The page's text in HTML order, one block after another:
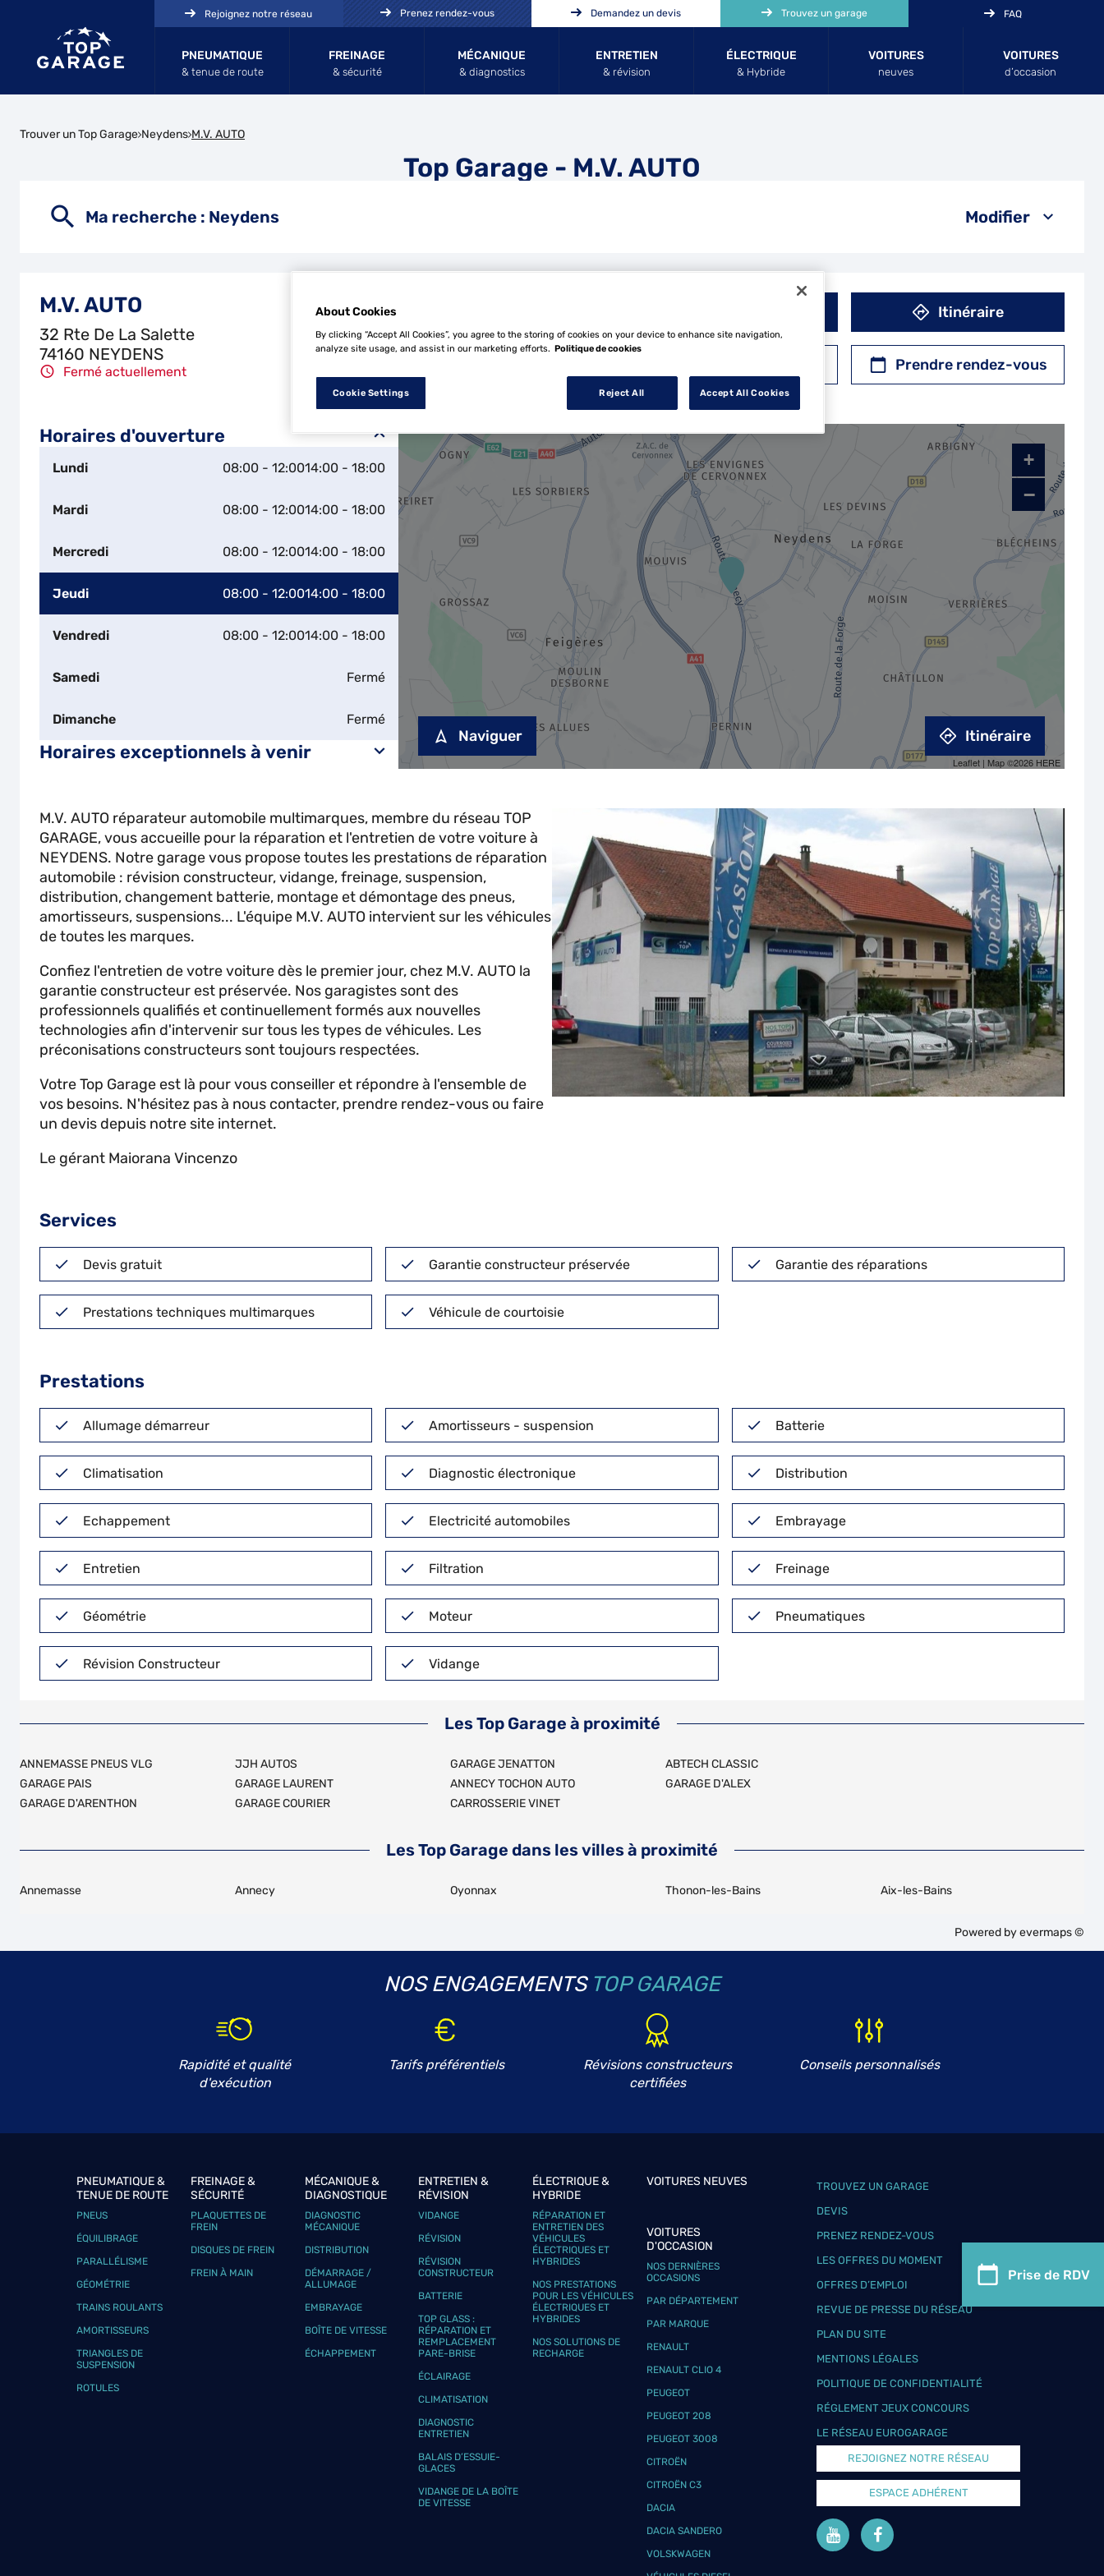
PNEUMATIQUE
& tenue de route
FREINAGE
& sécurité
MÉCANIQUE
& diagnostics
ENTRETIEN
& révision
ÉLECTRIQUE
& Hybride
VOITURES
neuves
VOITURES
d’occasion
Rejoignez notre réseau Prenez rendez-vous Demandez un devis Trouvez un garage FAQ
Trouver un Top Garage Neydens M.V. AUTO
Top Garage - M.V. AUTO
Ma recherche : Neydens Modifier
M.V. AUTO
32 Rte De La Salette
74160 NEYDENS
Fermé actuellement
Itinéraire
Prendre rendez-vous
Prise de RDV
Horaires d'ouverture
Lundi 08:00 - 12:0014:00 - 18:00
Mardi 08:00 - 12:0014:00 - 18:00
Mercredi 08:00 - 12:0014:00 - 18:00
Jeudi 08:00 - 12:0014:00 - 18:00
Vendredi 08:00 - 12:0014:00 - 18:00
Samedi Fermé
Dimanche Fermé
Horaires exceptionnels à venir
+
−
Leaflet | Map ©2026 HERE
Naviguer Itinéraire
M.V. AUTO réparateur automobile multimarques, membre du réseau TOP
GARAGE, vous accueille pour la réparation et l'entretien de votre voiture à
NEYDENS. Notre garage vous propose toutes les prestations de réparation
automobile : révision constructeur, vidange, freinage, suspension,
distribution, changement batterie, montage et démontage des pneus,
amortisseurs, suspensions... L'équipe M.V. AUTO intervient sur les véhicules
de toutes les marques.
Confiez l'entretien de votre voiture dès le premier jour, chez M.V. AUTO la
garantie constructeur est préservée. Nos garagistes sont des
professionnels qualifiés et continuellement formés aux nouvelles
technologies afin d'intervenir sur tous les types de véhicules. Les
préconisations constructeurs sont toujours respectées.
Votre Top Garage est là pour vous conseiller et répondre à l'ensemble de
vos besoins. N'hésitez pas à nous contacter, prendre rendez-vous ou faire
un devis depuis notre site internet.
Le gérant Maiorana Vincenzo
Services
Devis gratuit Garantie constructeur préservée Garantie des réparations
Prestations techniques multimarques Véhicule de courtoisie
Prestations
Allumage démarreur Amortisseurs - suspension Batterie
Climatisation Diagnostic électronique Distribution
Echappement Electricité automobiles Embrayage
Entretien Filtration Freinage
Géométrie Moteur Pneumatiques
Révision Constructeur Vidange
Les Top Garage à proximité
ANNEMASSE PNEUS VLG
GARAGE PAIS
GARAGE D'ARENTHON
JJH AUTOS
GARAGE LAURENT
GARAGE COURIER
GARAGE JENATTON
ANNECY TOCHON AUTO
CARROSSERIE VINET
ABTECH CLASSIC
GARAGE D'ALEX
Les Top Garage dans les villes à proximité
Annemasse Annecy Oyonnax Thonon-les-Bains Aix-les-Bains
Powered byevermaps ©
NOS ENGAGEMENTS TOP GARAGE
Rapidité et qualité
d'exécution
Tarifs préférentiels
Révisions constructeurs
certifiées
Conseils personnalisés
PNEUMATIQUE &
TENUE DE ROUTE
PNEUS
ÉQUILIBRAGE
PARALLÉLISME
GÉOMÉTRIE
TRAINS ROULANTS
AMORTISSEURS
TRIANGLES DE
SUSPENSION
ROTULES
FREINAGE &
SÉCURITÉ
PLAQUETTES DE
FREIN
DISQUES DE FREIN
FREIN À MAIN
MÉCANIQUE &
DIAGNOSTIQUE
DIAGNOSTIC
MÉCANIQUE
DISTRIBUTION
DÉMARRAGE /
ALLUMAGE
EMBRAYAGE
BOÎTE DE VITESSE
ÉCHAPPEMENT
ENTRETIEN &
RÉVISION
VIDANGE
RÉVISION
RÉVISION
CONSTRUCTEUR
BATTERIE
TOP GLASS :
RÉPARATION ET
REMPLACEMENT
PARE-BRISE
ÉCLAIRAGE
CLIMATISATION
DIAGNOSTIC
ENTRETIEN
BALAIS D’ESSUIE-
GLACES
VIDANGE DE LA BOÎTE
DE VITESSE
ÉLECTRIQUE &
HYBRIDE
RÉPARATION ET
ENTRETIEN DES
VÉHICULES
ÉLECTRIQUES ET
HYBRIDES
NOS PRESTATIONS
POUR LES VÉHICULES
ÉLECTRIQUES ET
HYBRIDES
NOS SOLUTIONS DE
RECHARGE
VOITURES NEUVES
VOITURES
D'OCCASION
NOS DERNIÈRES
OCCASIONS
PAR DÉPARTEMENT
PAR MARQUE
RENAULT
RENAULT CLIO 4
PEUGEOT
PEUGEOT 208
PEUGEOT 3008
CITROËN
CITROËN C3
DACIA
DACIA SANDERO
VOLSKWAGEN
TROUVEZ UN GARAGE
DEVIS
PRENEZ RENDEZ-VOUS
LES OFFRES DU MOMENT
OFFRES D’EMPLOI
REVUE DE PRESSE DU RÉSEAU
PLAN DU SITE
MENTIONS LÉGALES
POLITIQUE DE CONFIDENTIALITÉ
RÉGLEMENT JEUX CONCOURS
LE RÉSEAU EUROGARAGE
REJOIGNEZ NOTRE RÉSEAU
ESPACE ADHÉRENT
About Cookies
By clicking “Accept All Cookies”, you agree to the storing of cookies on your device to enhance site navigation,
analyze site usage, and assist in our marketing efforts. Politique de cookies
Cookie Settings Reject All Accept All Cookies